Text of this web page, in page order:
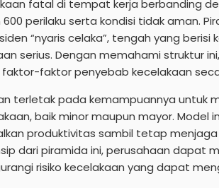
fatal di tempat kerja berbanding
perilaku serta kondisi tidak aman.
“nyaris celaka”, tengah yang berisi
serius. Dengan memahami struktur
faktor penyebab kecelakaan
terletak pada kemampuannya untuk
baik minor maupun mayor. Model
produktivitas sambil tetap
dari piramida ini, perusahaan dapat
risiko kecelakaan yang dapat